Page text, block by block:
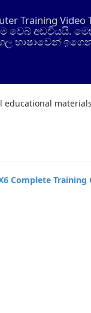
Training Video
වෙබ් අඩවියයි.
භාෂාවෙන්
educational